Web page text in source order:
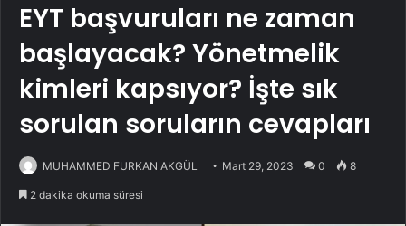
EYT başvuruları ne zaman
başlayacak? Yönetmelik
kimleri kapsıyor? İşte sık
sorulan soruların cevapları
MUHAMMED FURKAN AKGÜL Mart 29, 2023 0 8
2 dakika okuma süresi